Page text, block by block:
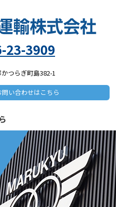
23-3909
つらぎ町島382-1
問い合わせはこちら